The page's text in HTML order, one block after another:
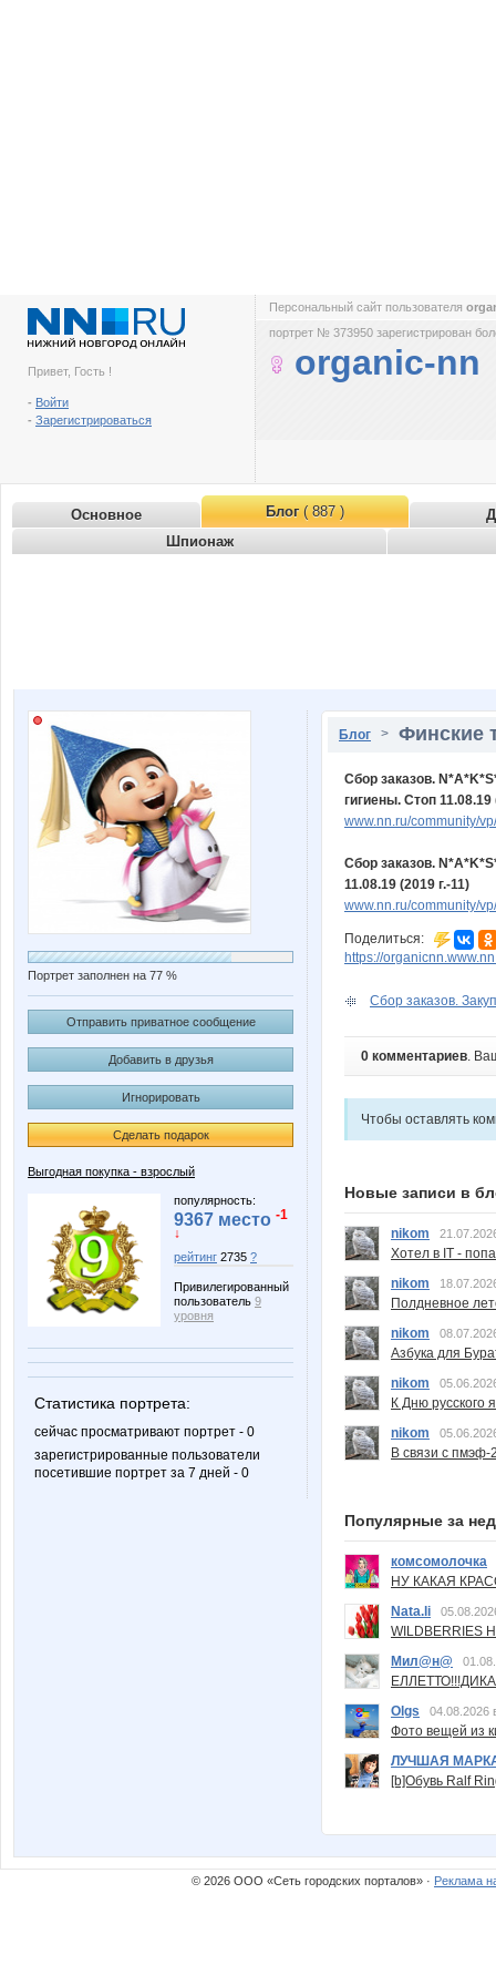
Привет, Гость !
- Войти
- Зарегистрироваться
Персональный сайт пользователя
портрет № 373950 зарегистрирован
organic-nn
Основное Блог( 887 )
Шпионаж
Портрет заполнен на 77 %
Отправить приватное сообщение
Добавить в друзья
Игнорировать
Сделать подарок
Выгодная покупка - взрослый
популярность:
9367 место -1
↓
рейтинг 2735 ?
Привилегированный
пользователь 9
уровня
Статистика портрета:
сейчас просматривают портрет - 0
зарегистрированные пользователи
посетившие портрет за 7 дней - 0
Блог > Финские
Сбор заказов.
гигиены. Стоп 11.08.19
www.nn.ru/community/
Сбор заказов.
11.08.19 (2019 г.-11)
www.nn.ru/community/
Поделиться:
https://
Сбор заказов.
0 комментариев.
Чтобы оставлять
Новые записи в
nikom
Хотел в IT -
nikom
Полдневное
nikom
Азбука для
nikom
К Дню русского
nikom
В связи с пмэф-
Популярные за
комсомолочка
НУ КАКАЯ
Nata.li
Мил@н@
Olgs
04.08.2026
Фото вещей из
ЛУЧШАЯ
[b]Обувь Ralf
© 2026 ООО «Сеть городских порталов» · Реклама